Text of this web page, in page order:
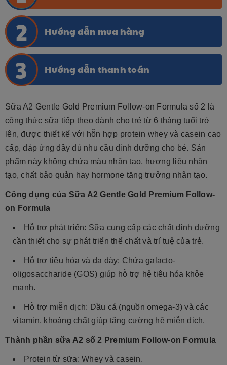
Hướng dẫn mua hàng
Hướng dẫn thanh toán
Sữa A2 Gentle Gold Premium Follow-on Formula số 2 là
công thức sữa tiếp theo dành cho trẻ từ 6 tháng tuổi trở
lên, được thiết kế với hỗn hợp protein whey và casein cao
cấp, đáp ứng đầy đủ nhu cầu dinh dưỡng cho bé. Sản
phẩm này không chứa màu nhân tạo, hương liệu nhân
tạo, chất bảo quản hay hormone tăng trưởng nhân tạo.
Công dụng của Sữa A2 Gentle Gold Premium Follow-
on Formula
Hỗ trợ phát triển: Sữa cung cấp các chất dinh dưỡng
cần thiết cho sự phát triển thể chất và trí tuệ của trẻ.
Hỗ trợ tiêu hóa và dạ dày: Chứa galacto-
oligosaccharide (GOS) giúp hỗ trợ hệ tiêu hóa khỏe
mạnh.
Hỗ trợ miễn dịch: Dầu cá (nguồn omega-3) và các
vitamin, khoáng chất giúp tăng cường hệ miễn dịch.
Thành phần sữa A2 số 2 Premium Follow-on Formula
Protein từ sữa: Whey và casein.